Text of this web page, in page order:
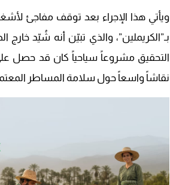
ويأتي هذا الإجراء بعد توقف مفاجئ
بـ”الكريملين”، والذي تبيّن أنه شُيّد
التحقيق مشروعاً سياحياً كان قد حصل على
نقاشاً واسعاً حول سلامة المساطر